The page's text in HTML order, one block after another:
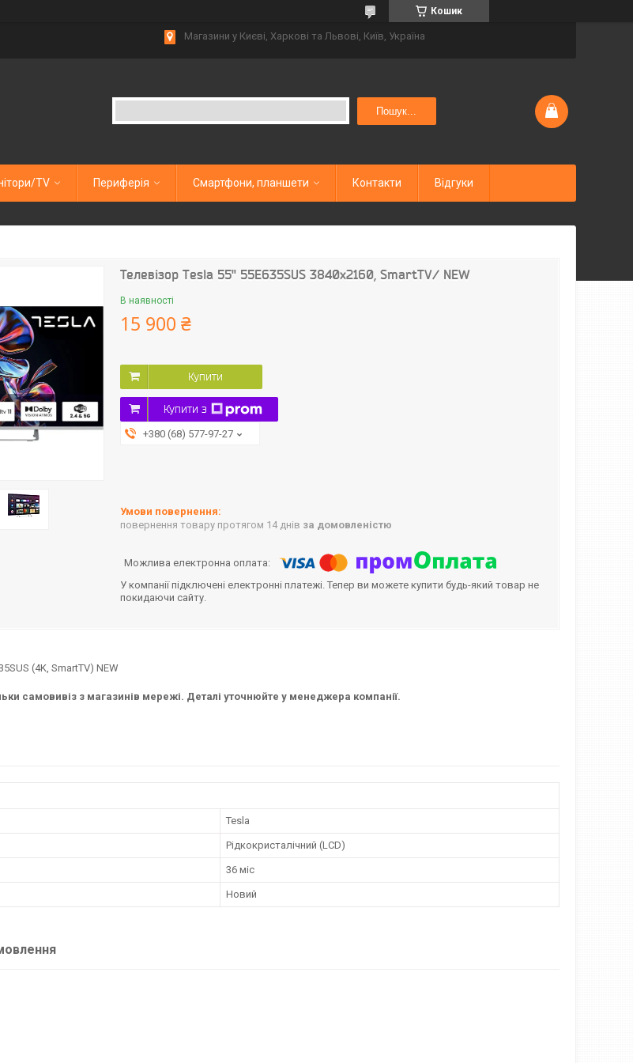
Кошик
Магазини у Києві, Харкові та Львові, Київ, Україна
Пошук...
TV Периферія Смартфони, планшети Контакти Відгуки
Телевізор Tesla 55" 55E635SUS 3840x2160, SmartTV/ NEW
В наявності
15 900 ₴
Купити
Купити з
+380 (68) 577-97-27
повернення товару протягом 14 днів за домовленістю
У компанії підключені електронні платежі. Тепер ви можете купити будь-який товар не
покидаючи сайту.
(4K, SmartTV) NEW
самовивіз з магазинів мережі. Деталі уточнюйте у менеджера компанії.
Tesla
Рідкокристалічний (LCD)
36 міс
Новий